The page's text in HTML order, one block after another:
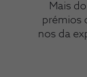
Mais
prémios
nos da